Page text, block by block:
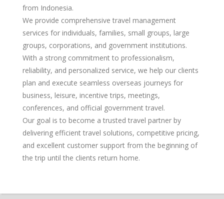
from Indonesia.
We provide comprehensive travel management
services for individuals, families, small groups, large
groups, corporations, and government institutions.
With a strong commitment to professionalism,
reliability, and personalized service, we help our clients
plan and execute seamless overseas journeys for
business, leisure, incentive trips, meetings,
conferences, and official government travel.
Our goal is to become a trusted travel partner by
delivering efficient travel solutions, competitive pricing,
and excellent customer support from the beginning of
the trip until the clients return home.